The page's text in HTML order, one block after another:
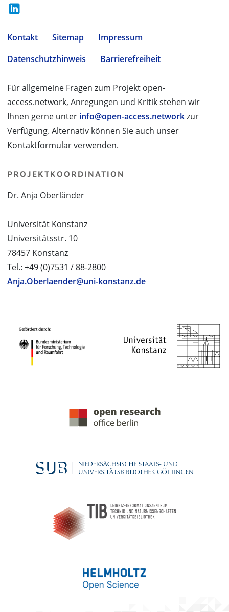
Kontakt Sitemap
Impressum
Datenschutzhinweis
Barrierefreiheit
Für allgemeine Fragen zum Projekt open-
access.network, Anregungen und Kritik stehen wir
Ihnen gerne unter info@open-access.networkzur
Verfügung. Alternativ können Sie auch unser
Kontaktformular verwenden.
PROJEKTKOORDINATION
Dr. Anja Oberländer
Universität Konstanz
Universitätsstr. 10
78457 Konstanz
Tel.: +49 (0)7531 / 88-2800
Anja.Oberlaender@uni-konstanz.de